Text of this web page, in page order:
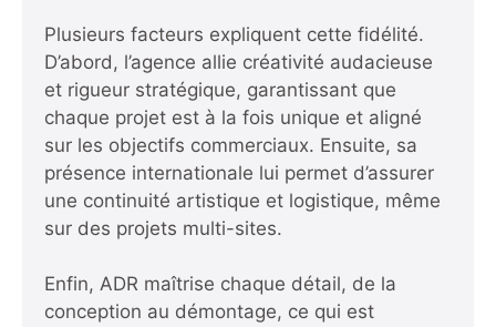
Plusieurs facteurs expliquent cette fidélité.
D’abord, l’agence allie créativité audacieuse
et rigueur stratégique, garantissant que
chaque projet est à la fois unique et aligné
sur les objectifs commerciaux. Ensuite, sa
présence internationale lui permet d’assurer
une continuité artistique et logistique, même
sur des projets multi-sites.
Enfin, ADR maîtrise chaque détail, de la
conception au démontage, ce qui est